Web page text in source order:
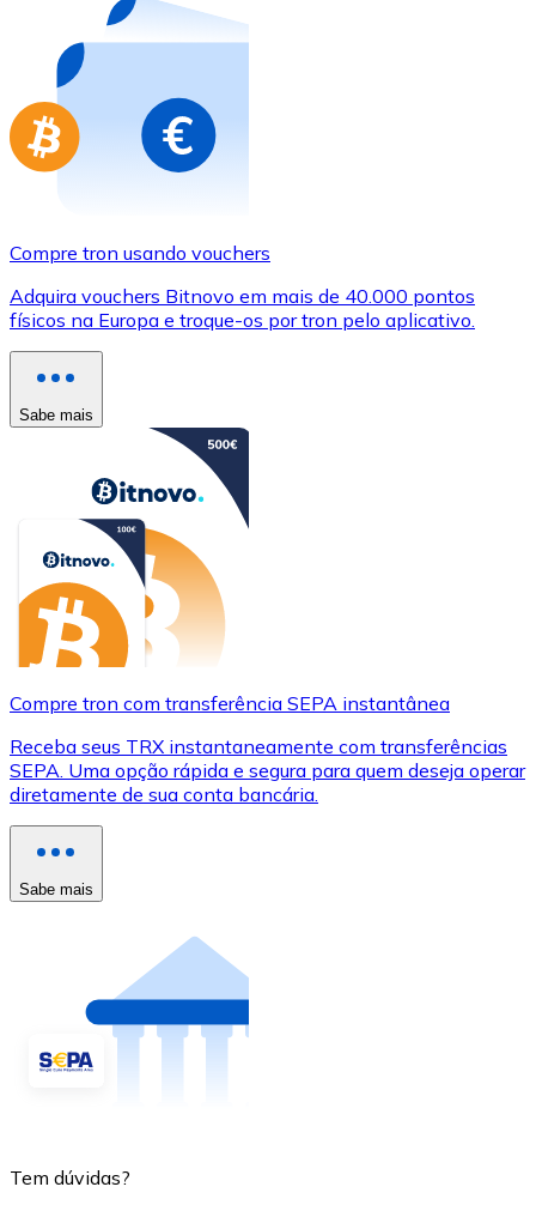
Compre cartões-presente das suas marcas favoritas
Ir para a loja de cartões-presente
Compre tron usando vouchers
Adquira vouchers Bitnovo em mais de 40.000 pontos
físicos na Europa e troque-os por tron pelo aplicativo.
Sabe mais
Compre tron com transferência SEPA instantânea
Receba seus TRX instantaneamente com transferências
SEPA. Uma opção rápida e segura para quem deseja operar
diretamente de sua conta bancária.
Sabe mais
Tem dúvidas?